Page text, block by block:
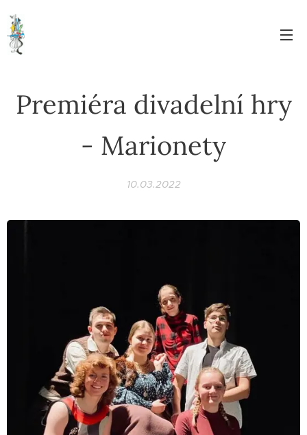
Premiéra divadelní hry
- Marionety
10.03.2022